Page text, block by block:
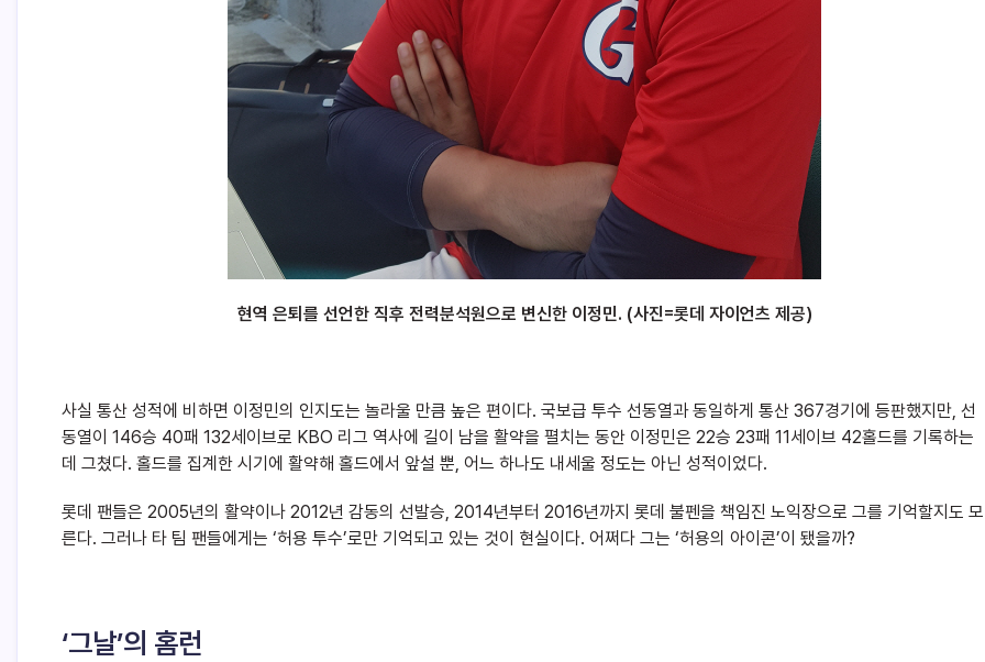
현역 은퇴를 선언한 직후 전력분석원으로 변신한 이정민. (사진=롯데 자이언츠 제공)
사실 통산 성적에 비하면 이정민의 인지도는 놀라울 만큼 높은 편이다. 국보급 투수 선동열과 동일하게 통산 367경기에 등판했지만, 선
동열이 146승 40패 132세이브로 KBO 리그 역사에 길이 남을 활약을 펼치는 동안 이정민은 22승 23패 11세이브 42홀드를 기록하는
데 그쳤다. 홀드를 집계한 시기에 활약해 홀드에서 앞설 뿐, 어느 하나도 내세울 정도는 아닌 성적이었다.
롯데 팬들은 2005년의 활약이나 2012년 감동의 선발승, 2014년부터 2016년까지 롯데 불펜을 책임진 노익장으로 그를 기억할지도 모
른다. 그러나 타 팀 팬들에게는 ‘허용 투수’로만 기억되고 있는 것이 현실이다. 어쩌다 그는 ‘허용의 아이콘’이 됐을까?
‘그날’의 홈런